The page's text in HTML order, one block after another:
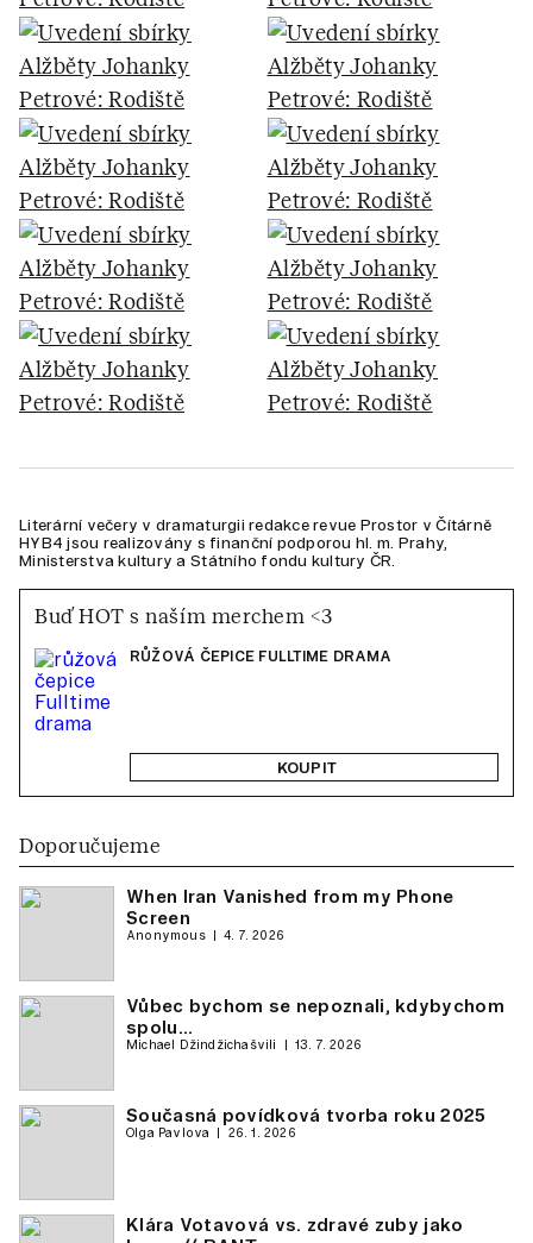
Literární večery v dramaturgii redakce revue Prostor v Čítárně
HYB4 jsou realizovány s finanční podporou hl. m. Prahy,
Ministerstva kultury a Státního fondu kultury ČR.
Buď HOT s naším merchem <3
RŮŽOVÁ ČEPICE FULLTIME DRAMA
KOUPIT
Doporučujeme
When Iran Vanished from my Phone
Screen
Anonymous 4. 7. 2026
Vůbec bychom se nepoznali, kdybychom
spolu…
Michael Džindžichašvili 13. 7. 2026
Současná povídková tvorba roku 2025
Olga Pavlova 26. 1. 2026
Klára Votavová vs. zdravé zuby jako